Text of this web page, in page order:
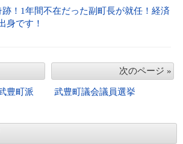
跡！1年間不在だった副町長が就任！経済
身です！
豊町派
次のページ »
武豊町議会議員選挙